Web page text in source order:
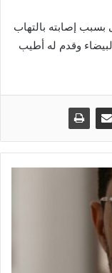
بسبب إصابته بالتهاب
وقدم له أطيب